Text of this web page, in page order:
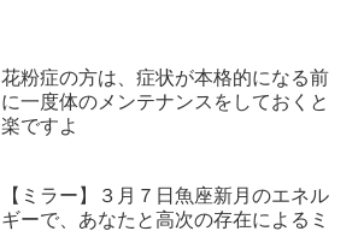
花粉症の方は、症状が本格的になる前
に一度体のメンテナンスをしておくと
楽ですよ
【ミラー】３月７日魚座新月のエネル
ギーで、あなたと高次の存在によるミ